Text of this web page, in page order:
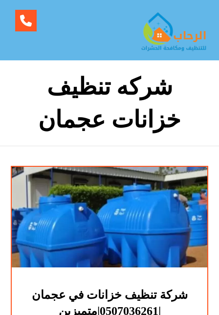
شركه تنظيف
خزانات عجمان
شركة تنظيف خزانات في عجمان
|0507036261|متميزين